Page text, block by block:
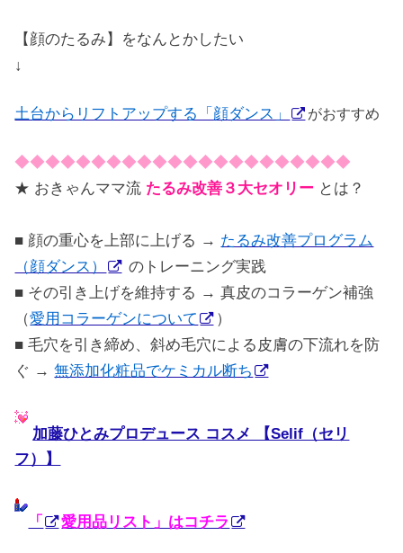
【顔のたるみ】をなんとかしたい
↓
土台からリフトアップする「顔ダンス」 がおすすめ
◆◆◆◆◆◆◆◆◆◆◆◆◆◆◆◆◆◆◆◆◆◆
★ おきゃんママ流 たるみ改善３大セオリー とは？
■ 顔の重心を上部に上げる → たるみ改善プログラム
（顔ダンス）
のトレーニング実践
■ その引き上げを維持する → 真皮のコラーゲン補強
（愛用コラーゲンについて
）
■ 毛穴を引き締め、斜め毛穴による皮膚の下流れを防
ぐ →無添加化粧品でケミカル断ち
加藤ひとみプロデュース コスメ 【Selif（セリ
フ）】
「 愛用品リスト」はコチラ